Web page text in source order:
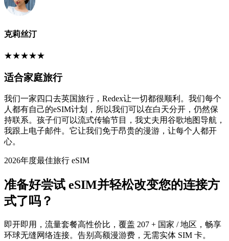
克莉丝汀
★★★★★
适合家庭旅行
我们一家四口去英国旅行，Redex让一切都很顺利。我们每个
人都有自己的eSIM计划，所以我们可以在白天分开，仍然保
持联系。孩子们可以流式传输节目，我丈夫用谷歌地图导航，
我跟上电子邮件。它让我们免于昂贵的漫游，让每个人都开
心。
2026年度最佳旅行 eSIM
准备好尝试 eSIM并轻松改变您的连接方
式了吗？
即开即用，流量套餐高性价比，覆盖 207 + 国家 / 地区，畅享
环球无缝网络连接。告别高额漫游费，无需实体 SIM 卡。